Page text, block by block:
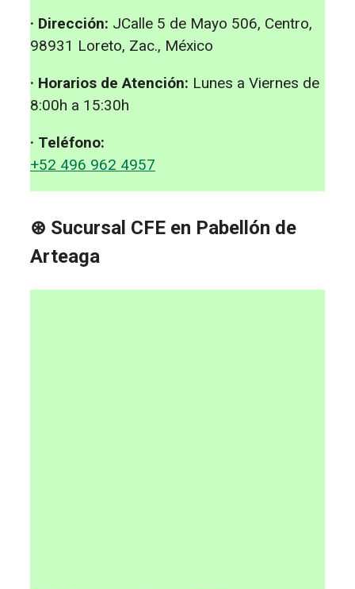
· Dirección: JCalle 5 de Mayo 506, Centro,
98931 Loreto, Zac., México
· Horarios de Atención: Lunes a Viernes de
8:00h a 15:30h
· Teléfono:
+52 496 962 4957
⊛ Sucursal CFE en Pabellón de
Arteaga